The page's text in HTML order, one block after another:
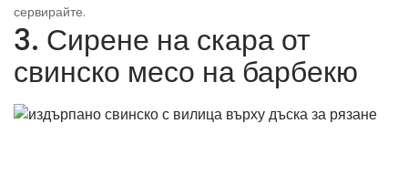
сервирайте.
3. Сирене на скара от
свинско месо на барбекю